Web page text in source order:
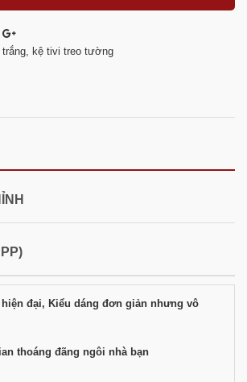
, kệ tivi treo tường
đại, Kiểu dáng đơn giản nhưng vô
thoáng đãng ngôi nhà bạn